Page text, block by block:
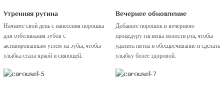
Утренняя рутина
Начните свой день с нанесения порошка
для отбеливания зубов с
активированным углем на зубы, чтобы
улыбка стала яркой и сияющей.
Вечернее обновление
Добавьте порошок в вечернюю
процедуру гигиены полости рта, чтобы
удалить пятна и обесцвечивание и сделать
улыбку более здоровой.